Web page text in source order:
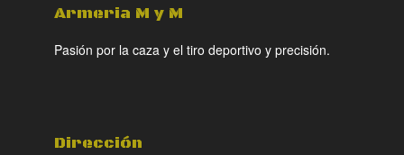
Armeria M y M
Pasión por la caza y el tiro deportivo y precisión.
Dirección